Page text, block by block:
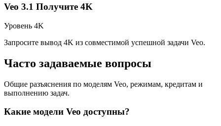
Veo 3.1 Получите 4K
Уровень 4K
Запросите вывод 4K из совместимой успешной задачи Veo.
Часто задаваемые вопросы
Общие разъяснения по моделям Veo, режимам, кредитам и
выполнению задач.
Какие модели Veo доступны?